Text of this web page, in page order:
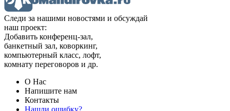
Следи за нашими новостями и обсуждай
наш проект:
Добавить конференц-зал,
банкетный зал, коворкинг,
компьютерный класс, лофт,
комнату переговоров и др.
О Нас
Напишите нам
Контакты
Нашли ошибку?